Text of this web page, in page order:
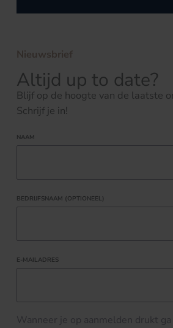
Nieuwsbrief
Altijd up to date?
Blijf op de hoogte van de laatste
Schrijf je in!
NAAM
BEDRIJFSNAAM (OPTIONEEL)
E-MAILADRES
Wanneer je op aanmelden drukt